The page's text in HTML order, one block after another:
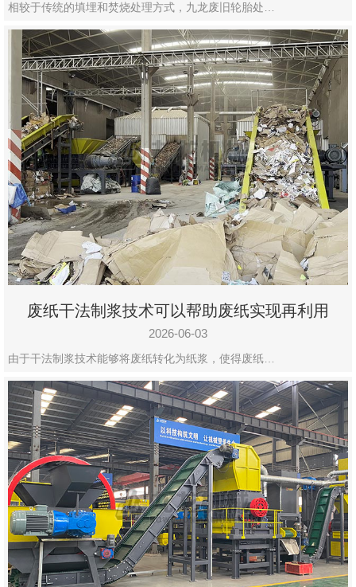
相较于传统的填埋和焚烧处理方式，九龙废旧轮胎处…
废纸干法制浆技术可以帮助废纸实现再利用
2026-06-03
由于干法制浆技术能够将废纸转化为纸浆，使得废纸…